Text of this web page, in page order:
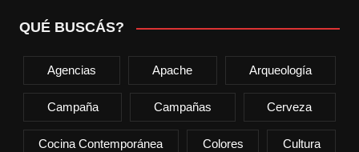
QUÉ BUSCÁS?
Agencias Apache Arqueología
Campaña Campañas Cerveza
Cocina Contemporánea Colores Cultura